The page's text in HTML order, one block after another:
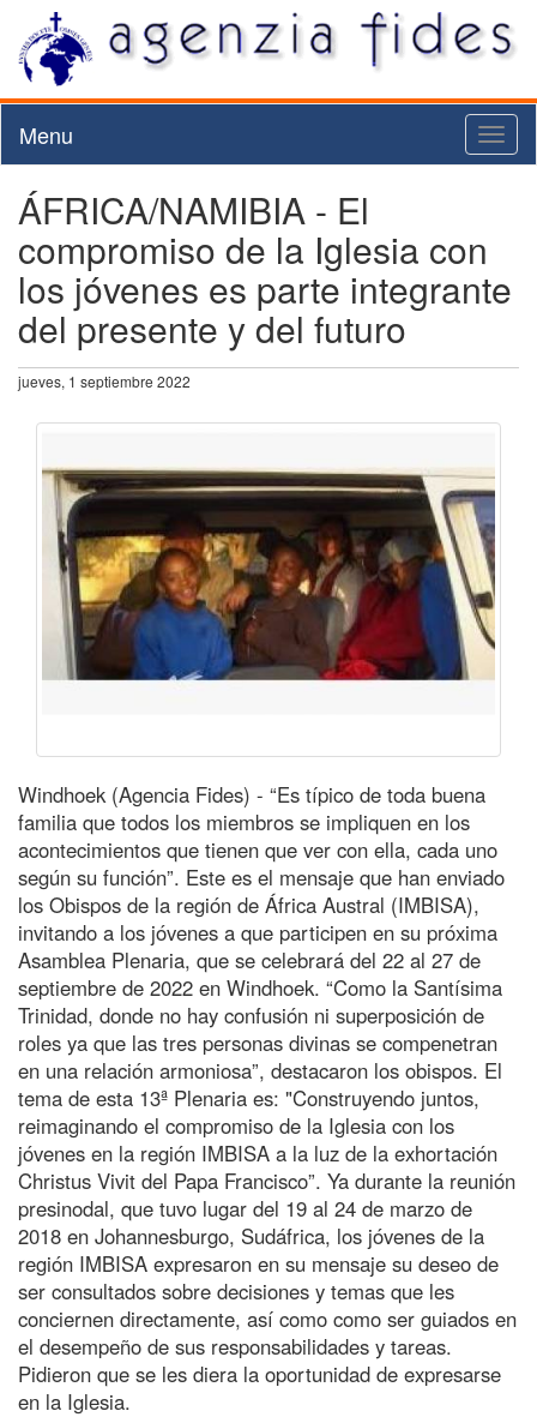
Menu
ÁFRICA/NAMIBIA - El
compromiso de la Iglesia con
los jóvenes es parte integrante
del presente y del futuro
jueves, 1 septiembre 2022
Windhoek (Agencia Fides) - “Es típico de toda buena
familia que todos los miembros se impliquen en los
acontecimientos que tienen que ver con ella, cada uno
según su función”. Este es el mensaje que han enviado
los Obispos de la región de África Austral (IMBISA),
invitando a los jóvenes a que participen en su próxima
Asamblea Plenaria, que se celebrará del 22 al 27 de
septiembre de 2022 en Windhoek. “Como la Santísima
Trinidad, donde no hay confusión ni superposición de
roles ya que las tres personas divinas se compenetran
en una relación armoniosa”, destacaron los obispos. El
tema de esta 13ª Plenaria es: "Construyendo juntos,
reimaginando el compromiso de la Iglesia con los
jóvenes en la región IMBISA a la luz de la exhortación
Christus Vivit del Papa Francisco”. Ya durante la reunión
presinodal, que tuvo lugar del 19 al 24 de marzo de
2018 en Johannesburgo, Sudáfrica, los jóvenes de la
región IMBISA expresaron en su mensaje su deseo de
ser consultados sobre decisiones y temas que les
conciernen directamente, así como como ser guiados en
el desempeño de sus responsabilidades y tareas.
Pidieron que se les diera la oportunidad de expresarse
en la Iglesia.